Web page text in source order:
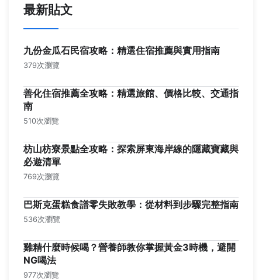
最新貼文
九份金瓜石民宿攻略：精選住宿推薦與實用指南
379次瀏覽
善化住宿推薦全攻略：精選旅館、價格比較、交通指
南
510次瀏覽
枋山枋寮景點全攻略：探索屏東海岸線的隱藏寶藏與
必遊清單
769次瀏覽
巴斯克蛋糕食譜零失敗教學：從材料到步驟完整指南
536次瀏覽
雞精什麼時候喝？營養師教你掌握黃金3時機，避開
NG喝法
977次瀏覽